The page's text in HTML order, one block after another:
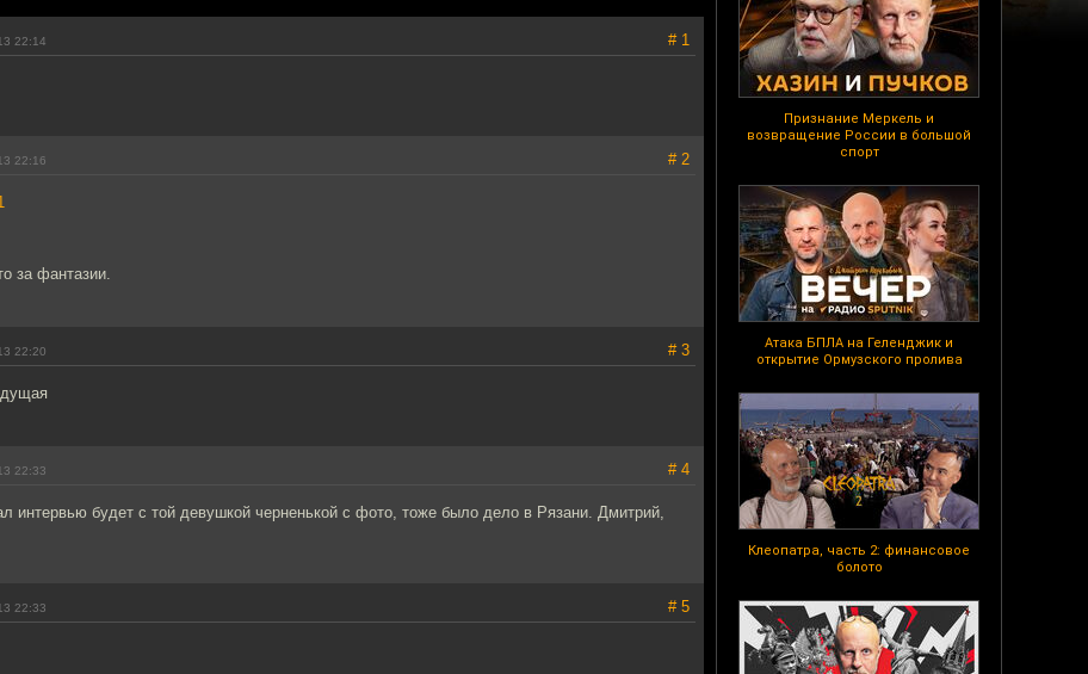
Признание Меркель и
возвращение России в большой
спорт
Атака БПЛА на Геленджик и
открытие Ормузского пролива
Клеопатра, часть 2: финансовое
болото
22:14 # 1
22:16 # 2
за фантазии.
22:20 # 3
22:33 # 4
интервью будет с той девушкой черненькой с фото, тоже было дело в Рязани. Дмитрий,
22:33 # 5